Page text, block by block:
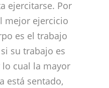
ejercitarse. Por
mejor ejercicio
es el trabajo
su trabajo es
cual la mayor
está sentado,